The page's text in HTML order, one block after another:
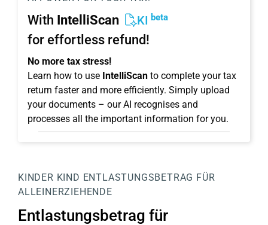
With IntelliScan KI beta
for effortless refund!
No more tax stress!
Learn how to use IntelliScan to complete your tax
return faster and more efficiently. Simply upload
your documents – our AI recognises and
processes all the important information for you.
KINDER KIND ENTLASTUNGSBETRAG FÜR
ALLEINERZIEHENDE
Entlastungsbetrag für